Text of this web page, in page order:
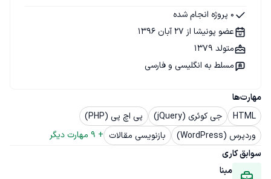
مهارت‌ها
HTML
جی کوئری (jQuery)
پی اچ پی (PHP)
وردپرس (WordPress)
بازنویسی مقالات +
9 مهارت دیگر
سوابق کاری
مبنا
0 پروژه انجام شده
عضو پونیشا از 27 آبان 1396
متولد 1379
مسلط به انگلیسی و فارسی